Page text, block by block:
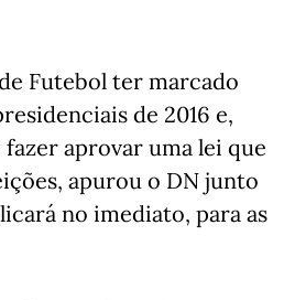
Futebol ter marcado
de 2016 e,
aprovar uma lei que
apurou o DN junto
no imediato, para as